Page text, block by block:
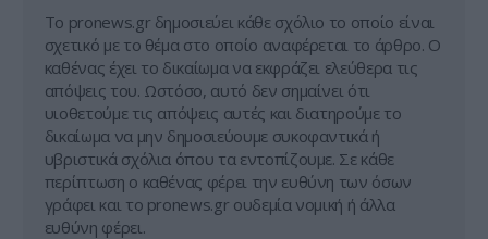
Tο pronews.gr δημοσιεύει κάθε σχόλιο το οποίο είναι
σχετικό με το θέμα στο οποίο αναφέρεται το άρθρο. Ο
καθένας έχει το δικαίωμα να εκφράζει ελεύθερα τις
απόψεις του. Ωστόσο, αυτό δεν σημαίνει ότι
υιοθετούμε τις απόψεις αυτές και διατηρούμε το
δικαίωμα να μην δημοσιεύουμε συκοφαντικά ή
υβριστικά σχόλια όπου τα εντοπίζουμε. Σε κάθε
περίπτωση ο καθένας φέρει την ευθύνη των όσων
γράφει και το pronews.gr ουδεμία νομική ή άλλα
ευθύνη φέρει.